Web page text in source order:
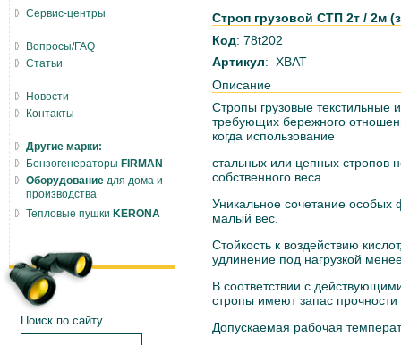
Строп грузовой СТП 2т / 2м
Код: 78t202
Артикул: ХВАТ
Описание
Стропы грузовые текстильные
требующих бережного
когда использование
стальных или цепных стропов
собственного веса.
Уникальное сочетание особых
малый вес.
Стойкость к воздействию
удлинение под нагрузкой
В соответствии с
стропы имеют запас прочности
Допускаемая рабочая
Сервис-центры
Вопросы/FAQ
Статьи
Новости
Контакты
Другие марки:
Бензогенераторы FIRMAN
Оборудование для дома и
производства
Тепловые пушки KERONA
Поиск по сайту